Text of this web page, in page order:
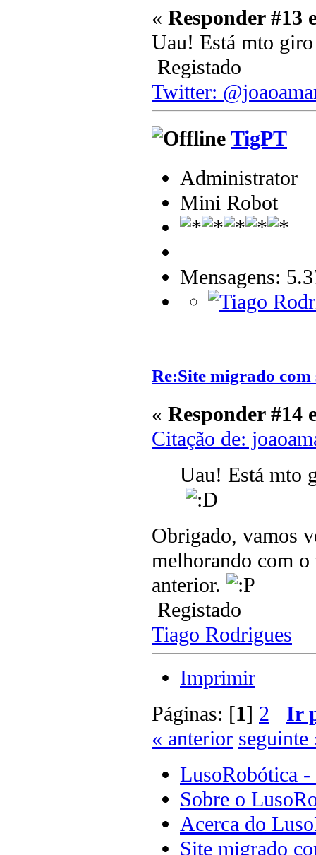
« Responder #13
Uau! Está mto
Registado
Twitter:
TigPT
Administrator
Mini Robot
Mensagens:
Re:Site migrado com
« Responder #14
Citação de:
Uau! Está mto
Obrigado, vamos
melhorando com
anterior.
Registado
Tiago Rodrigues
Imprimir
Páginas: [1] 2
Ir
« anterior seguinte
LusoRobótica -
Sobre o
Acerca do
Site migrado